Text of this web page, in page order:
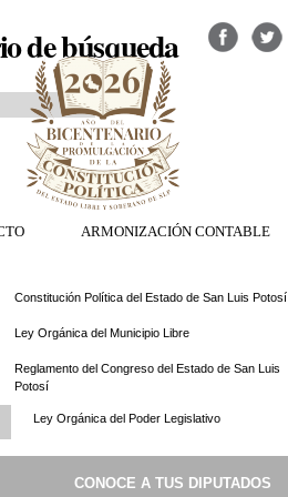
de búsqueda
ARMONIZACIÓN CONTABLE
Constitución Política del Estado de San Luis Potosí
Ley Orgánica del Municipio Libre
Reglamento del Congreso del Estado de San Luis
Potosí
Ley Orgánica del Poder Legislativo
Congreso del Estado de San Luis Potosi
CONOCE A TUS DIPUTADOS